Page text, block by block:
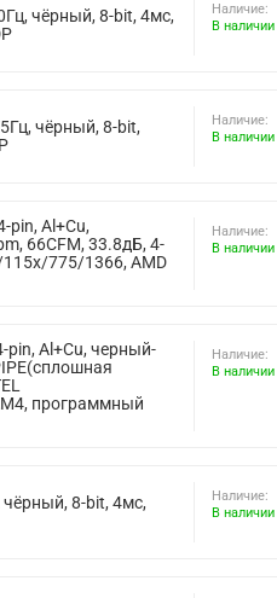
чёрный, 8-bit, 4мс,
Наличие:
В наличии
чёрный, 8-bit,
Наличие:
В наличии
pin, Al+Cu,
66CFM, 33.8дБ, 4-
115x/775/1366, AMD
Наличие:
В наличии
pin, Al+Cu, черный-
программный
Наличие:
В наличии
чёрный, 8-bit, 4мс,
Наличие:
В наличии